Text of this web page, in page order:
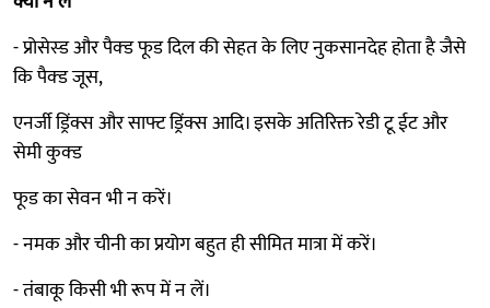
- प्रोसेस्ड और पैक्ड फूड दिल की सेहत के लिए नुकसानदेह होता है जैसे
कि पैक्ड जूस,
एनर्जी ड्रिंक्स और साफ्ट ड्रिंक्स आदि। इसके अतिरिक्त रेडी टू ईट और
सेमी कुक्ड
फूड का सेवन भी न करें।
- नमक और चीनी का प्रयोग बहुत ही सीमित मात्रा में करें।
- तंबाकू किसी भी रूप में न लें।